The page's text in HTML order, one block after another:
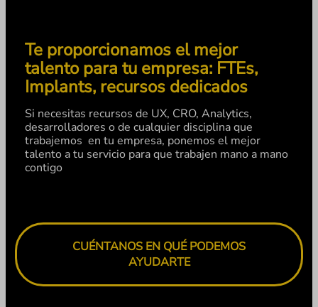
Te proporcionamos el mejor
talento para tu empresa: FTEs,
Implants, recursos dedicados
Si necesitas recursos de UX, CRO, Analytics,
desarrolladores o de cualquier disciplina que
trabajemos en tu empresa, ponemos el mejor
talento a tu servicio para que trabajen mano a mano
contigo
CUÉNTANOS EN QUÉ PODEMOS
AYUDARTE